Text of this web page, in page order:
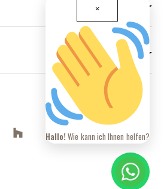
×
Hallo!Wie kann ich Ihnen helfen?